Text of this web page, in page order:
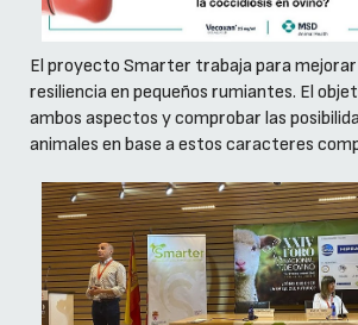
El proyecto Smarter trabaja para
resiliencia en pequeños rumiantes. El
ambos aspectos y comprobar las
animales en base a estos caracteres